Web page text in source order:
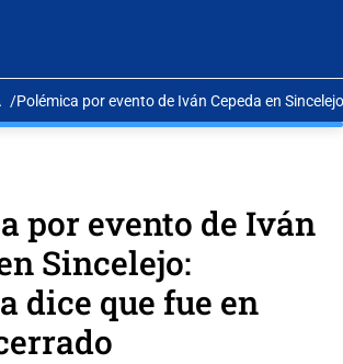
Polémica por evento de Iván Cepeda en
por evento de Iván
Sincelejo:
dice que fue en